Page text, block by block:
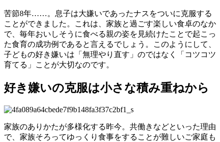
苦節8年……。息子は大嫌いであったナスをついに克服する
ことができました。これは、家族と過ごす楽しい食卓のなか
で、毎年おいしそうに食べる親の姿を見続けたことで起こっ
た食育の成功例であると言えるでしょう。このようにして、
子どもの好き嫌いは「無理やり直す」のではなく「コツコツ
育てる」ことが大切なのです。
好き嫌いの克服は小さな積み重ねから
家族のありかたが多様化する昨今。共働きなどといった理由
で、家族そろってゆっくり食事をすることが難しいご家庭も